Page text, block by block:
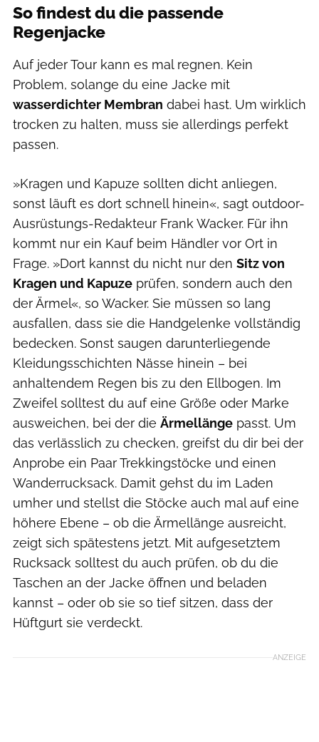
So findest du die passende
Regenjacke
Auf jeder Tour kann es mal regnen. Kein
Problem, solange du eine Jacke mit
wasserdichter Membran dabei hast. Um wirklich
trocken zu halten, muss sie allerdings perfekt
passen.
»Kragen und Kapuze sollten dicht anliegen,
sonst läuft es dort schnell hinein«, sagt outdoor-
Ausrüstungs-Redakteur Frank Wacker. Für ihn
kommt nur ein Kauf beim Händler vor Ort in
Frage. »Dort kannst du nicht nur den Sitz von
Kragen und Kapuze prüfen, sondern auch den
der Ärmel«, so Wacker. Sie müssen so lang
ausfallen, dass sie die Handgelenke vollständig
bedecken. Sonst saugen darunterliegende
Kleidungsschichten Nässe hinein – bei
anhaltendem Regen bis zu den Ellbogen. Im
Zweifel solltest du auf eine Größe oder Marke
ausweichen, bei der die Ärmellänge passt. Um
das verlässlich zu checken, greifst du dir bei der
Anprobe ein Paar Trekkingstöcke und einen
Wanderrucksack. Damit gehst du im Laden
umher und stellst die Stöcke auch mal auf eine
höhere Ebene – ob die Ärmellänge ausreicht,
zeigt sich spätestens jetzt. Mit aufgesetztem
Rucksack solltest du auch prüfen, ob du die
Taschen an der Jacke öffnen und beladen
kannst – oder ob sie so tief sitzen, dass der
Hüftgurt sie verdeckt.
ANZEIGE